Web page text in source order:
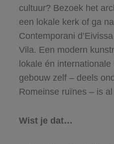
cultuur? Bezoek het
een lokale kerk of ga
Contemporani
Vila. Een modern
lokale én
gebouw zelf – deels
Romeinse ruïnes – is
Wist je dat…